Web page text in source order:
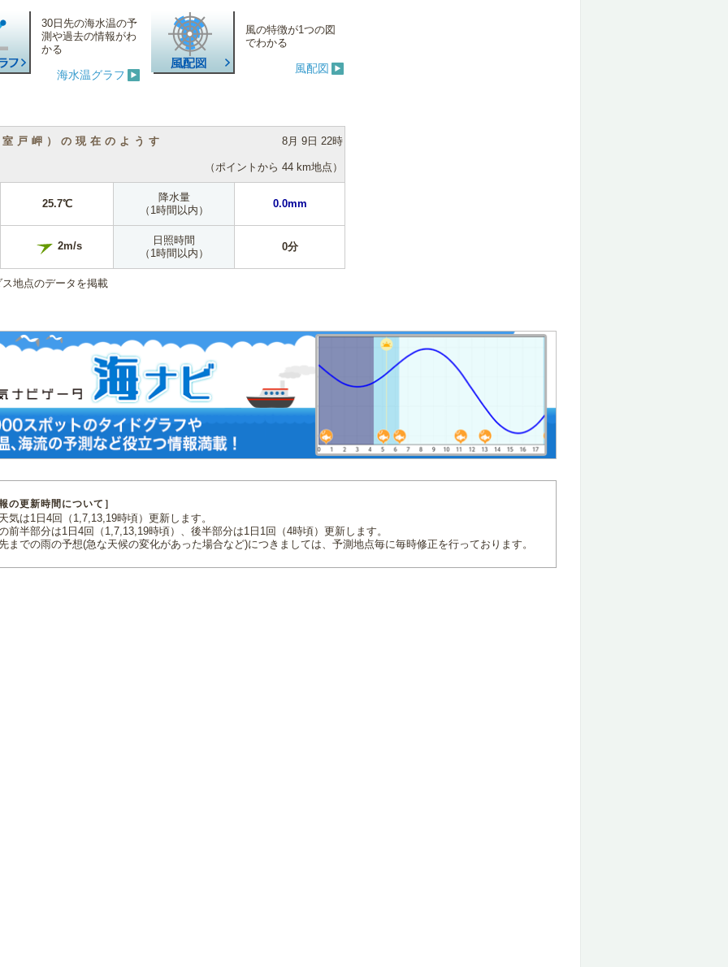
30日先の海水温の予
測や過去の情報がわ
かる
海水温グラフ
風の特徴が1つの図
でわかる
風配図
戸岬）の現在のようす 8月 9日 22時
（ポイントから 44 km地点）
25.7℃
降水量
（1時間以内）
0.0mm
2m/s
日照時間
（1時間以内）
0分
地点のデータを掲載
の更新時間について］
気は1日4回（1,7,13,19時頃）更新します。
前半部分は1日4回（1,7,13,19時頃）、後半部分は1日1回（4時頃）更新します。
までの雨の予想(急な天候の変化があった場合など)につきましては、予測地点毎に毎時修正を行っております。